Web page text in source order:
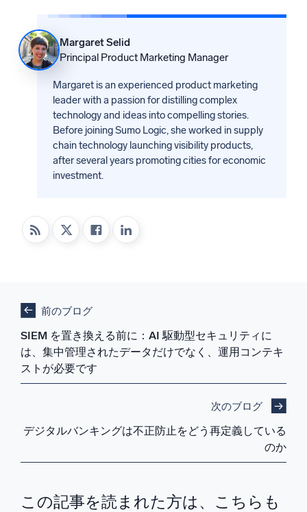
Margaret Selid
Principal Product Marketing Manager
Margaret is an experienced product marketing
leader with a passion for distilling complex
technology and ideas into compelling stories.
Before joining Sumo Logic, she worked in supply
chain technology launching visibility products,
after several years promoting cities for economic
investment.
前のブログ
SIEM を置き換える前に：AI 駆動型セキュリティに
は、集中管理されたデータだけでなく、運用コンテキ
ストが必要です
次のブログ
デジタルバンキングは不正防止をどう再定義している
のか
この記事を読まれた方は、こちらも